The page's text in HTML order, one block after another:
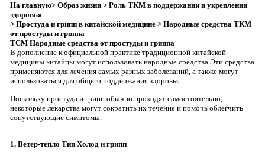
На главную> Образ жизни > Роль ТКМ в поддержании и укреплении
здоровья
> Простуда и грипп в китайской медицине > Народные средства ТКМ
от простуды и гриппа
TCM Народные средства от простуды и гриппа
В дополнение к официальной практике традиционной китайской
медицины китайцы могут использовать народные средства.Эти средства
применяются для лечения самых разных заболеваний, а также могут
использоваться для общего поддержания здоровья.
Поскольку простуда и грипп обычно проходят самостоятельно,
некоторые лекарства могут сократить их течение и помочь облегчить
сопутствующие симптомы.
1. Ветер-тепло Тип Холод и грипп